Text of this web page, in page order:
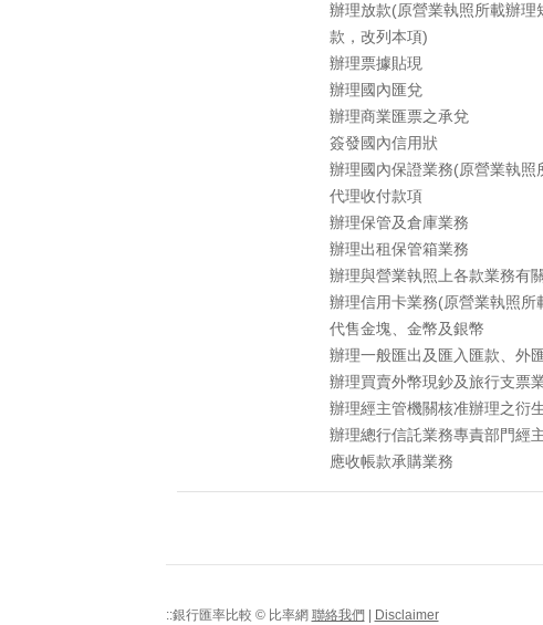
辦理放款(原營業執照所載辦
款，改列本項)
辦理票據貼現
辦理國內匯兌
辦理商業匯票之承兌
簽發國內信用狀
辦理國內保證業務(原營業執
代理收付款項
辦理保管及倉庫業務
辦理出租保管箱業務
辦理與營業執照上各款業務有
辦理信用卡業務(原營業執照
代售金塊、金幣及銀幣
辦理一般匯出及匯入匯款、外
辦理買賣外幣現鈔及旅行支票
辦理經主管機關核准辦理之衍
辦理總行信託業務專責部門經
應收帳款承購業務
::銀行匯率比較 © 比率網 聯絡我們 Disclaimer